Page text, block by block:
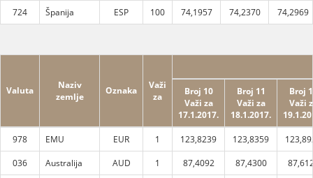
724
Španija ESP 100 74,1957 74,2370 74,2969
Valuta
Naziv
zemlje
Oznaka
Važi
za
Broj 10
Važi za
17.1.2017.
Broj 11
Važi za
18.1.2017.
Broj
Važi
978 EMU EUR 1 123,8239 123,8359
036
Australija AUD 1 87,4092 87,4300